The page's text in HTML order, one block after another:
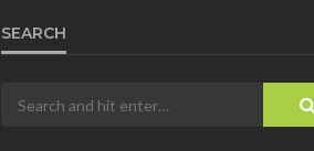
SEARCH